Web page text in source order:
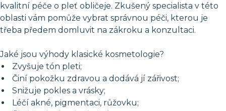
kvalitní péče o pleť obličeje. Zkušený specialista v této
oblasti vám pomůže vybrat správnou péči, kterou je
třeba předem domluvit na zákroku a konzultaci.
Jaké jsou výhody klasické kosmetologie?
Zvyšuje tón pleti;
Činí pokožku zdravou a dodává jí zářivost;
Snižuje pokles a vrásky;
Léčí akné, pigmentaci, růžovku;